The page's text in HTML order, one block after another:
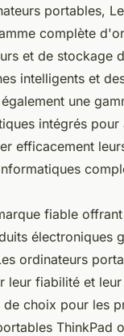
portables,
complète
et de stockage
intelligents et
une
intégrés pour
efficacement
fiable
électroniques
ordinateurs
leur fiabilité et
choix pour les
ThinkPad